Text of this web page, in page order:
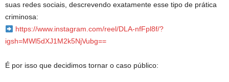
suas redes sociais, descrevendo exatamente esse tipo de prática
criminosa:
https://www.instagram.com/reel/DLA-nfFpl8f/?
igsh=MWl5dXJ1M2k5NjVubg==
É por isso que decidimos tornar o caso público: